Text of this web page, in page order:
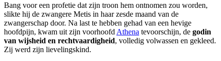
Bang voor een profetie dat zijn troon hem ontnomen zou worden,
slikte hij de zwangere Metis in haar zesde maand van de
zwangerschap door. Na last te hebben gehad van een hevige
hoofdpijn, kwam uit zijn voorhoofd Athena tevoorschijn, de godin
van wijsheid en rechtvaardigheid, volledig volwassen en gekleed.
Zij werd zijn lievelingskind.